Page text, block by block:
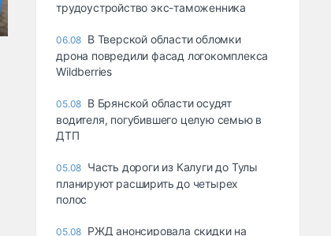
трудоустройство экс-таможенника
06.08 В Тверской области обломки
дрона повредили фасад логокомплекса
Wildberries
05.08 В Брянской области осудят
водителя, погубившего целую семью в
ДТП
05.08 Часть дороги из Калуги до Тулы
планируют расширить до четырех
полос
05.08 РЖД анонсировала скидки на